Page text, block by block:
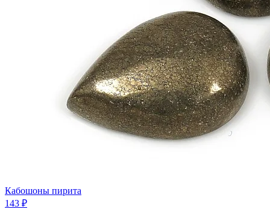
Кабошоны пирита
143 ₽